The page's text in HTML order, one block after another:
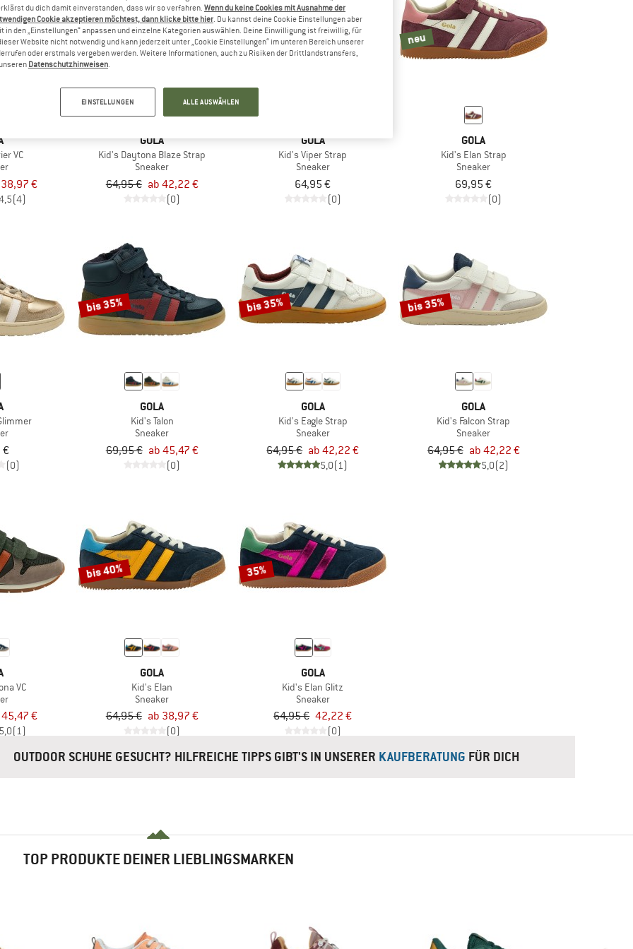
VC
€
(4)
bis 35%
GOLA
Kid's Daytona Blaze Strap
Sneaker
64,95 € ab 42,22 €
(0)
neu
GOLA
Kid's Viper Strap
Sneaker
64,95 €
(0)
neu
GOLA
Kid's Elan Strap
Sneaker
69,95 €
(0)
€
(0)
bis 35%
GOLA
Kid's Talon
Sneaker
69,95 € ab 45,47 €
(0)
bis 35%
GOLA
Kid's Eagle Strap
Sneaker
64,95 € ab 42,22 €
5,0(1)
bis 35%
GOLA
Kid's Falcon Strap
Sneaker
64,95 € ab 42,22 €
5,0(2)
VC
45,47 €
5,0(1)
bis 40%
GOLA
Kid's Elan
Sneaker
64,95 € ab 38,97 €
(0)
35%
GOLA
Kid's Elan Glitz
Sneaker
64,95 € 42,22 €
(0)
OUTDOOR SCHUHE GESUCHT? HILFREICHE TIPPS GIBT'S IN UNSERER KAUFBERATUNG FÜR DICH
TOP PRODUKTE DEINER LIEBLINGSMARKEN
du dich damit einverstanden, dass wir so verfahren. Wenn du keine Cookies mit Ausnahme der
Cookie akzeptieren möchtest, dann klicke bitte hier. Du kannst deine Cookie Einstellungen aber
in den „Einstellungen“ anpassen und einzelne Kategorien auswählen. Deine Einwilligung ist freiwillig, für
Website nicht notwendig und kann jederzeit unter „Cookie Einstellungen“ im unteren Bereich unserer
oder erstmals vergeben werden. Weitere Informationen, auch zu Risiken der Drittlandstransfers,
Datenschutzhinweisen.
EINSTELLUNGEN ALLE AUSWÄHLEN